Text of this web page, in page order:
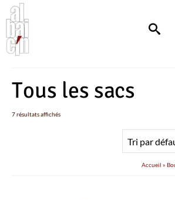
Tous les sacs
7 résultats affichés
Accueil »